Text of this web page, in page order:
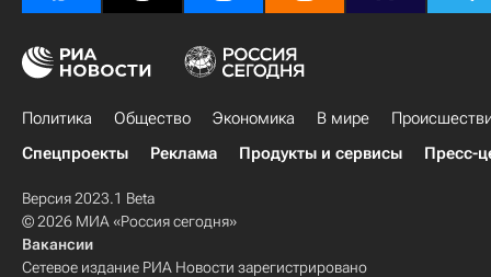
Политика Общество Экономика В мире
Спецпроекты
Реклама Продукты и сервисы Пресс-
Версия 2023.1 Beta
© 2026 МИА «Россия сегодня»
Вакансии
Сетевое издание РИА Новости зарегистрировано